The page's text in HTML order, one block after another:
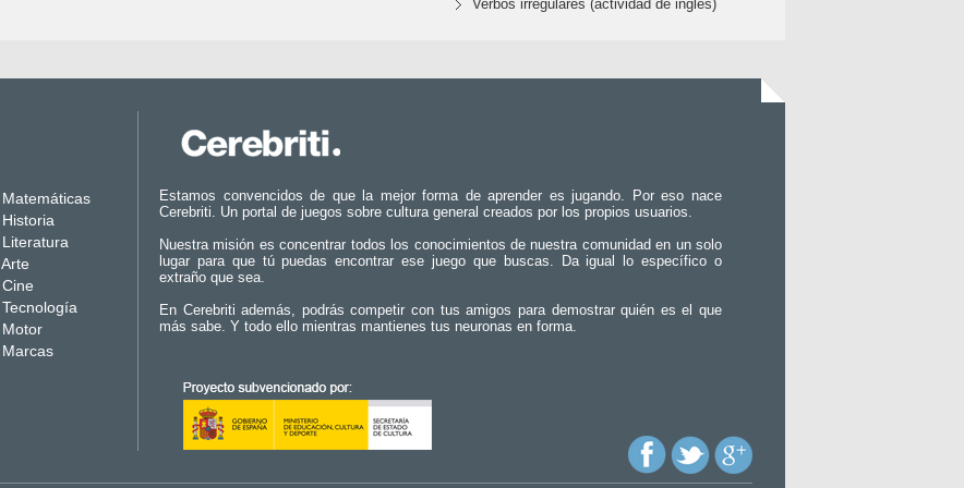
Verbos irregulares (actividad de inglés)
Matemáticas
Historia
Literatura
Arte
Cine
Tecnología
Motor
Marcas
Estamos convencidos de que la mejor forma de aprender es jugando. Por eso nace
Cerebriti. Un portal de juegos sobre cultura general creados por los propios usuarios.
Nuestra misión es concentrar todos los conocimientos de nuestra comunidad en un solo
lugar para que tú puedas encontrar ese juego que buscas. Da igual lo específico o
extraño que sea.
En Cerebriti además, podrás competir con tus amigos para demostrar quién es el que
más sabe. Y todo ello mientras mantienes tus neuronas en forma.